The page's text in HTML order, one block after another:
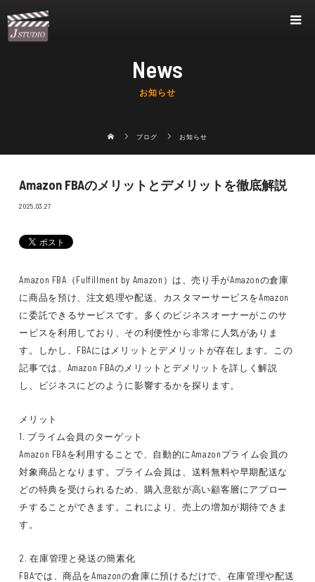
News
お知らせ
ブログ お知らせ
Amazon FBAのメリットとデメリットを徹底解説
2025.03.27
Amazon FBA（Fulfillment by Amazon）は、売り手がAmazonの倉庫
に商品を預け、注文処理や配送、カスタマーサービスをAmazon
に委託できるサービスです。多くのビジネスオーナーがこのサ
ービスを利用しており、その利便性から非常に人気がありま
す。しかし、FBAにはメリットとデメリットが存在します。この
記事では、Amazon FBAのメリットとデメリットを詳しく解説
し、ビジネスにどのように影響するかを探ります。
メリット
1. プライム会員のターゲット
Amazon FBAを利用することで、自動的にAmazonプライム会員の
対象商品となります。プライム会員は、送料無料や早期配送な
どの特典を受けられるため、購入意欲が高い顧客層にアプロー
チすることができます。これにより、売上の増加が期待できま
す。
2. 在庫管理と発送の簡素化
FBAでは、商品をAmazonの倉庫に預けるだけで、在庫管理や配送